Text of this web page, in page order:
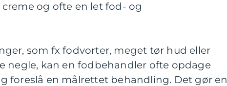
og ofte en let fod- og
som fx fodvorter, meget tør hud eller
negle, kan en fodbehandler ofte opdage
foreslå en målrettet behandling. Det gør en